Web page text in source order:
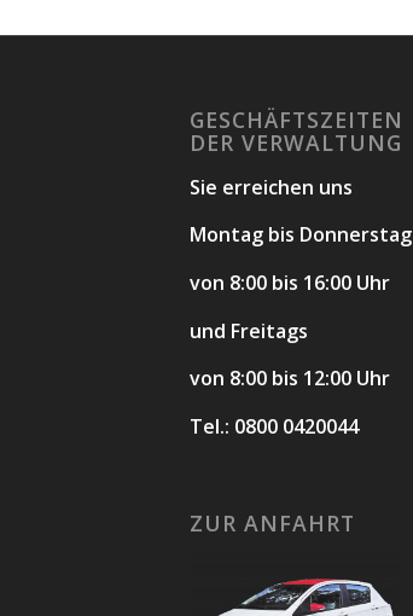
GESCHÄFTSZEITEN
DER VERWALTUNG
Sie erreichen uns
Montag bis Donnerstag
von 8:00 bis 16:00 Uhr
und Freitags
von 8:00 bis 12:00 Uhr
Tel.: 0800 0420044
ZUR ANFAHRT